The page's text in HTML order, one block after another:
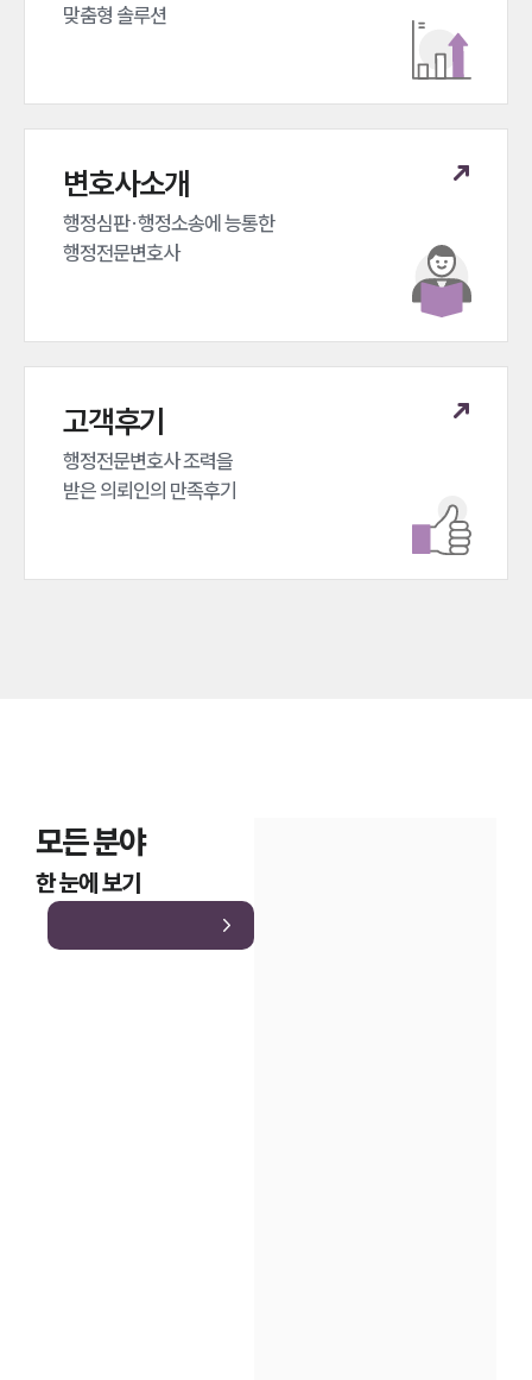
맞춤형 솔루션
변호사소개
행정심판·행정소송에 능통한
행정전문변호사
고객후기
행정전문변호사 조력을
받은 의뢰인의 만족후기
모든 분야
한 눈에 보기